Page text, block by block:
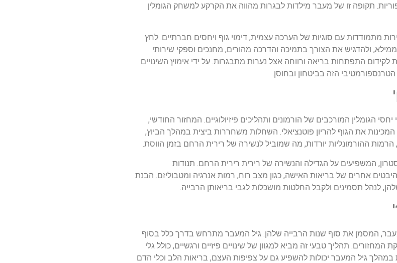
תקופה זו של מעבר מילדות לבגרות מהווה את הקרקע למשחק הגומלין
מתמודדות עם סוגיות של הערכה עצמית, דימוי גוף ויחסים חברתיים. לחץ
ולהדגיש את הצורך בתמיכה והדרכה מהורים, מחנכים וספקי שירותי
התפתחות בריאה ורווחה אצל נערות מתבגרות. על ידי אימוץ השינויים
הזה בביטחון ובחוסן.
הגומלין המורכבים של הורמונים ותהליכים פיזיולוגיים. המחזור החודשי,
הורמונליות המכינות את הגוף להריון פוטנציאלי. השחלות משחררות ביצית במהלך הביוץ,
ההורמונליות יורדות, מה שמוביל לנשירה של רירית הרחם בזמן הווסת.
המשפיעים על הגדילה והנשירה של רירית רירית הרחם. תנודות
אחרים של בריאות האישה, כגון מצב רוח, רמות אנרגיה ומטבוליזם. הבנת
לנהל תסמינים ולקבל החלטות מושכלות לגבי בריאותן הרבייה.
המסמן את סוף שנות הרבייה שלהן. גיל המעבר מתרחש בדרך כלל בסוף
האסטרוגן והפסקת המחזורים. תהליך טבעי זה מביא למגוון של שינויים פיזיים ורגשיים, כולל גלי
במהלך גיל המעבר יכולות להשפיע גם על צפיפות העצם, בריאות הלב וכלי הדם